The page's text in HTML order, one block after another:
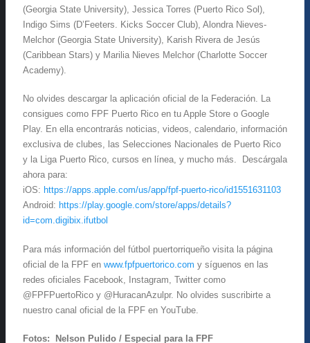
(Georgia State University), Jessica Torres (Puerto Rico Sol),
Indigo Sims (D’Feeters. Kicks Soccer Club), Alondra Nieves-
Melchor (Georgia State University), Karish Rivera de Jesús
(Caribbean Stars) y Marilia Nieves Melchor (Charlotte Soccer
Academy).
No olvides descargar la aplicación oficial de la Federación. La
consigues como FPF Puerto Rico en tu Apple Store o Google
Play. En ella encontrarás noticias, videos, calendario, información
exclusiva de clubes, las Selecciones Nacionales de Puerto Rico
y la Liga Puerto Rico, cursos en línea, y mucho más. Descárgala
ahora para:
iOS: https://apps.apple.com/us/app/fpf-puerto-rico/id1551631103
Android: https://play.google.com/store/apps/details?
id=com.digibix.ifutbol
Para más información del fútbol puertorriqueño visita la página
oficial de la FPF en www.fpfpuertorico.com y síguenos en las
redes oficiales Facebook, Instagram, Twitter como
@FPFPuertoRico y @HuracanAzulpr. No olvides suscribirte a
nuestro canal oficial de la FPF en YouTube.
Fotos: Nelson Pulido / Especial para la FPF